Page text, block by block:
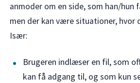
anmoder om en side, som han/hun
men der kan være situationer, hvor
Især:
Brugeren indlæser en fil, som
kan få adgang til, og som kun